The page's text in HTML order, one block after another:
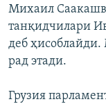
Михаил
танқидчилари
деб
рад этади.
Грузия